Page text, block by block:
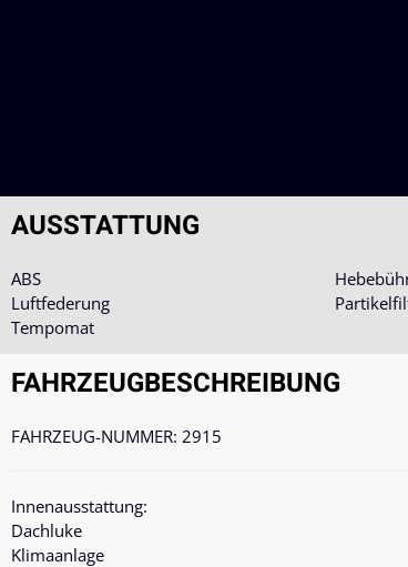
AUSSTATTUNG
ABS
Luftfederung
Tempomat
FAHRZEUG­BESCHREIBUNG
FAHRZEUG-NUMMER: 2915
Innenausstattung:
Dachluke
Klimaanlage